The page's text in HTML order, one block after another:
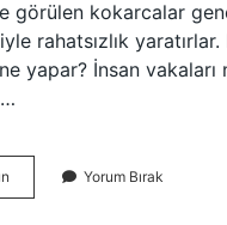
görülen kokarcalar
rahatsızlık
yapar? İnsan vakaları
Kokarca
Böceği
Yorum Bırak